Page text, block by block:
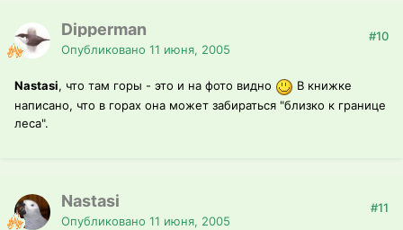
Dipperman
Опубликовано 11 июня, 2005
#10
Nastasi, что там горы - это и на фото видно
В книжке
написано, что в горах она может забираться "близко к границе
леса".
Nastasi
Опубликовано 11 июня, 2005
#11